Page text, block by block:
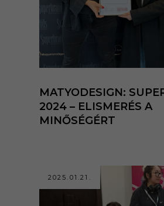
MATYODESIGN:
2024 – ELISMERÉS A
MINŐSÉGÉRT
2025.01.21.